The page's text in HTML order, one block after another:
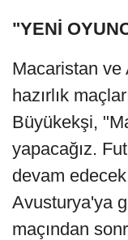
"YENİ
Macaristan ve
hazırlık
Büyükekşi,
yapacağız.
devam
Avusturya'ya
maçından